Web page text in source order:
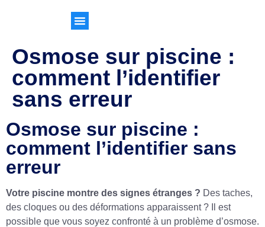
Osmose sur piscine :
comment l’identifier
sans erreur
Osmose sur piscine :
comment l’identifier sans
erreur
Votre piscine montre des signes étranges ? Des taches,
des cloques ou des déformations apparaissent ? Il est
possible que vous soyez confronté à un problème d’osmose.